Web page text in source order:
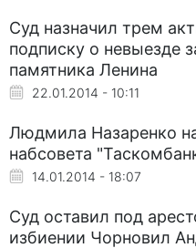
Суд назначил трем
подписку о невыезде
памятника Ленина
22.01.2014 - 10:11
Людмила Назаренко
набсовета
14.01.2014 - 18:07
Суд оставил под
избиении Чорновил